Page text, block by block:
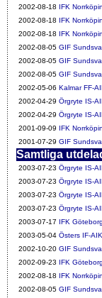
2002-08-18 IFK
2002-08-18 IFK
2002-08-18 IFK
2002-08-05 GIF
2002-08-05 GIF
2002-08-05 GIF
2002-05-06 Kalmar FF-
2002-04-29 Örgryte IS-
2002-04-29 Örgryte IS-
2001-09-09 IFK
2001-07-29 GIF
Samtliga
2003-07-23 Örgryte IS-
2003-07-23 Örgryte IS-
2003-07-23 Örgryte IS-
2003-07-23 Örgryte IS-
2003-07-17 IFK
2003-05-04 Östers IF-AIK
2002-10-20 GIF
2002-09-23 IFK
2002-08-18 IFK
2002-08-05 GIF